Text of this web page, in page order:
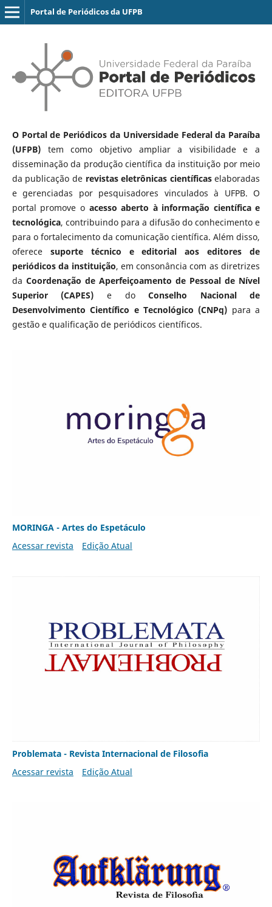
Portal de Periódicos da UFPB
O Portal de Periódicos da Universidade Federal da Paraíba
(UFPB)tem como objetivo ampliar a visibilidade e a
disseminação da produção científica da instituição por meio
da publicação de revistas eletrônicas científicaselaboradas
e gerenciadas por pesquisadores vinculados à UFPB. O
portal promove o acesso aberto à informação científica e
tecnológica, contribuindo para a difusão do conhecimento e
para o fortalecimento da comunicação científica. Além disso,
oferece suporte técnico e editorial aos editores de
periódicos da instituição, em consonância com as diretrizes
da Coordenação de Aperfeiçoamento de Pessoal de Nível
Superior (CAPES) e doConselho Nacional de
Desenvolvimento Científico e Tecnológico (CNPq) para a
gestão e qualificação de periódicos científicos.
MORINGA - Artes do Espetáculo
Acessar revista
Edição Atual
Problemata - Revista Internacional de Filosofia
Acessar revista
Edição Atual